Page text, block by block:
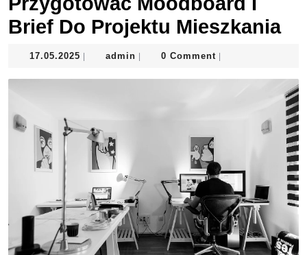
Brief Do Projektu Mieszkania
17.05.2025 17.05.2025
admin admin0 Comment